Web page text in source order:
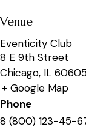
Venue
Eventicity Club
8 E 9th Street
Chicago, IL
+ Google Map
Phone
8 (800) 123-45-